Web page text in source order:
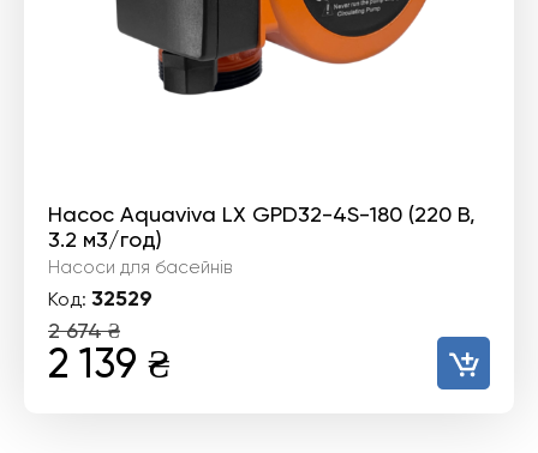
Насос Aquaviva LX GPD32-4S-180 (220 В,
3.2 м3/год)
Насоси для басейнів
Код: 32529
2 674₴
Оригінальна
2 139 ₴